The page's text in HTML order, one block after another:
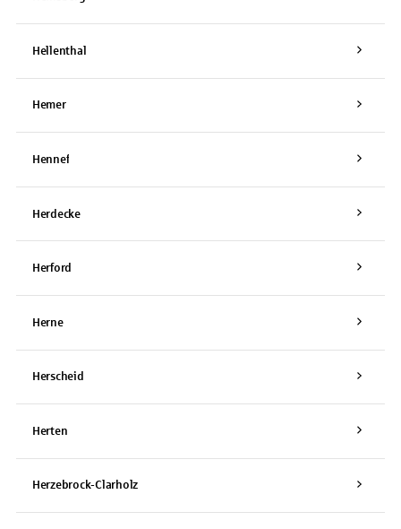
Hellenthal
Hemer
Hennef
Herdecke
Herford
Herne
Herscheid
Herten
Herzebrock-Clarholz